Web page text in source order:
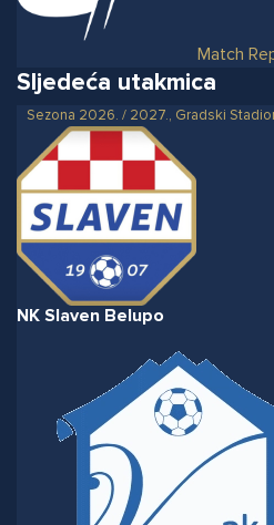
Match
Sljedeća utakmica
Sezona 2026. / 2027., Gradski
NK Slaven Belupo